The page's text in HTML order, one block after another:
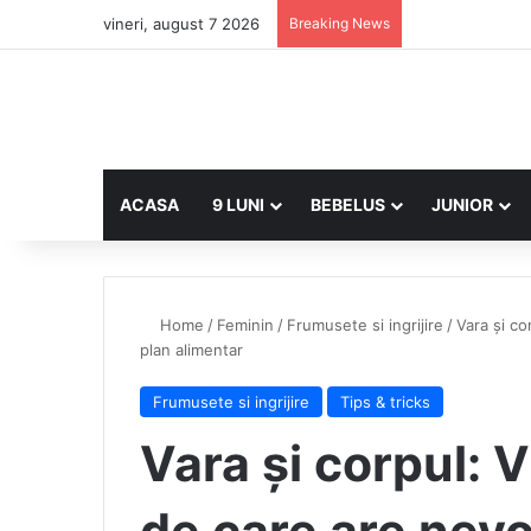
vineri, august 7 2026 Breaking News
ACASA 9 LUNI BEBELUS JUNIOR
Home / Feminin / Frumusete si ingrijire /Vara și
plan alimentar
Frumusete si ingrijire Tips & tricks
Vara și corpul: